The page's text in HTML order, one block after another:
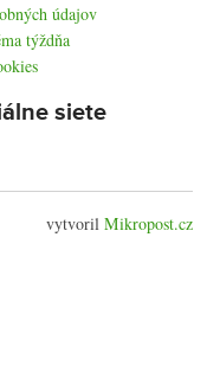
údajov
týždňa
siete
vytvoril Mikropost.cz